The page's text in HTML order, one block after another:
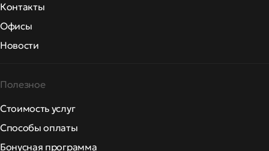
Контакты
Офисы
Новости
Полезное
Стоимость услуг
Способы оплаты
Бонусная программа